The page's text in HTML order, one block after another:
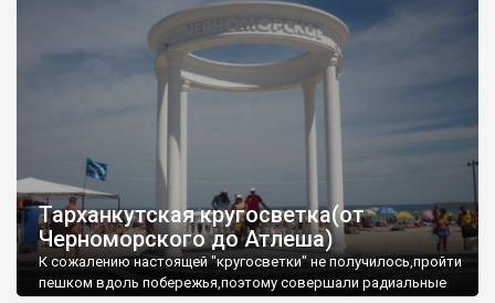
Тарханкутская кругосветка(от
Черноморского до Атлеша)
К сожалению настоящей "кругосветки" не получилось,пройти
пешком вдоль побережья,поэтому совершали радиальные